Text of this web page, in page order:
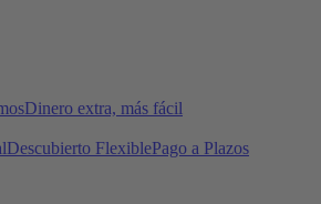
Dinero extra, más fácil
Descubierto FlexiblePago a Plazos